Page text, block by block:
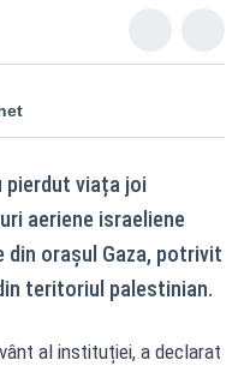
pierdut viața joi
aeriene israeliene
din orașul Gaza, potrivit
teritoriul palestinian.
al instituției, a declarat